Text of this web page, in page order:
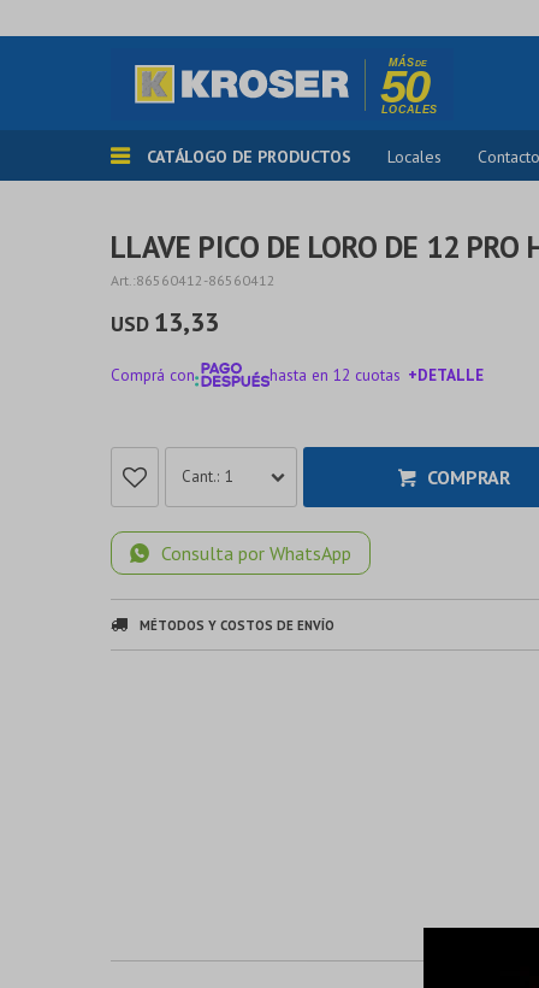
CATÁLOGO DE PRODUCTOS Locales Contacto
LLAVE PICO DE LORO DE 12 PRO
86560412-86560412
USD 13,33
Comprá con hasta en 12 cuotas +DETALLE
1 COMPRAR
Consulta por WhatsApp
MÉTODOS Y COSTOS DE ENVÍO